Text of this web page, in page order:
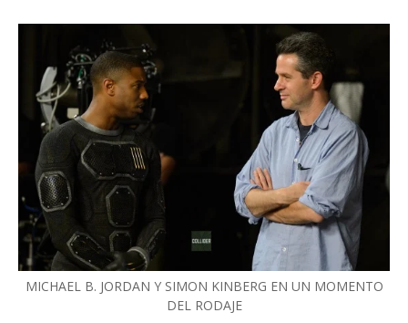
MICHAEL B. JORDAN Y SIMON KINBERG EN UN MOMENTO
DEL RODAJE